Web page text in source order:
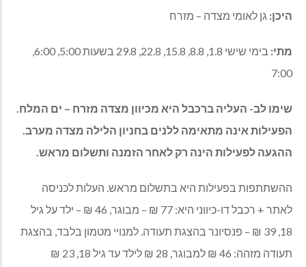
היכן: גן לאומי מצדה – מזרח
מתי:
בימי שישי 1.8, 8.8, 15.8, 22.8, 29.8 בשעות 5:00, 6:00,
7:00
שימו לב- העליה ברכבל היא מכיוון מצדה מזרח – ים המלח.
הפעילות אינה מתאימה ללנים בחניון הלילה מצדה מערב.
ההגעה לפעילות הינה רק לאחר הזמנה ותשלום מראש.
ההשתתפות בפעילות היא בתשלום מראש. העלות לכניסה
לאתר + רכבל דו-כיווני היא: 77 ₪ – מבוגר, 46 ₪ – ילד על גיל
18, 39 ₪ – פנסיונר בהצגת תעודה. למנויי מטמון בלבד, בהצגת
תעודה מזהה: 46 ₪ למבוגר, 28 ₪ לילד עד גיל 18, 23 ₪